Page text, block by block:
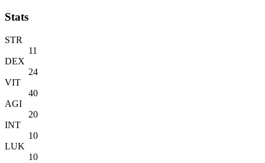
Stats
STR
11
DEX
24
VIT
40
AGI
20
INT
10
LUK
10